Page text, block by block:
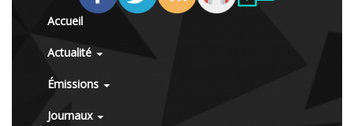
Accueil
Actualité
Émissions
Journaux